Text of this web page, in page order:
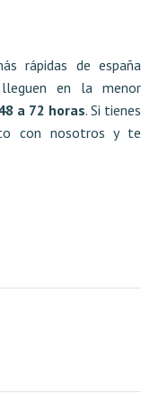
rápidas de españa
en la menor
a 72 horas. Si tienes
con nosotros y te